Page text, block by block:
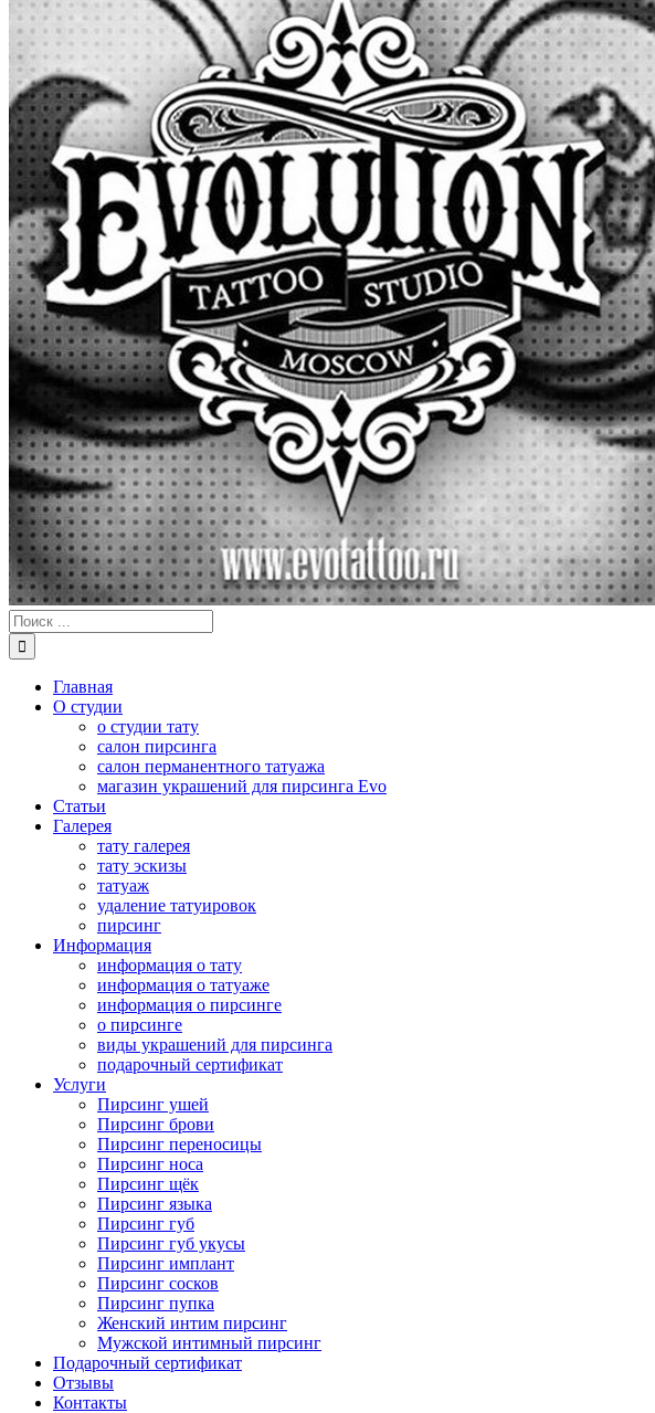
Результат
поиска:
Главная
О студии
о студии тату
салон пирсинга
салон перманентного татуажа
магазин украшений для пирсинга Evo
Статьи
Галерея
тату галерея
тату эскизы
татуаж
удаление татуировок
пирсинг
Информация
информация о тату
информация о татуаже
информация о пирсинге
о пирсинге
виды украшений для пирсинга
подарочный сертификат
Услуги
Пирсинг ушей
Пирсинг брови
Пирсинг переносицы
Пирсинг носа
Пирсинг щёк
Пирсинг языка
Пирсинг губ
Пирсинг губ укусы
Пирсинг имплант
Пирсинг сосков
Пирсинг пупка
Женский интим пирсинг
Мужской интимный пирсинг
Подарочный сертификат
Отзывы
Контакты